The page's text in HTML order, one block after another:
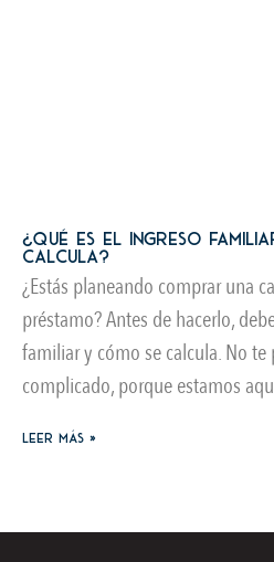
¿Qué es el ingreso
calcula?
¿Estás planeando comprar una
préstamo? Antes de hacerlo,
familiar y cómo se calcula. No te
complicado, porque estamos
Leer más »